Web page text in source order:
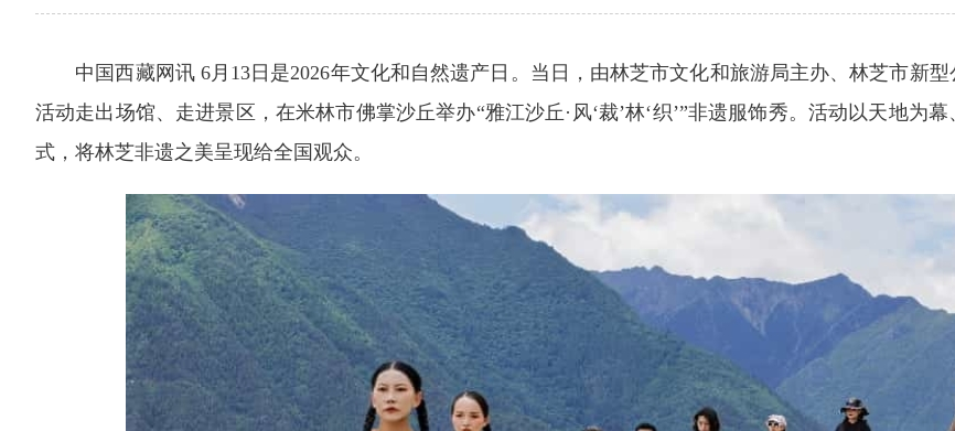
中国西藏网讯 6月13日是2026年文化和自然遗产日 。 当日， 由林芝市文化和旅游局主办、林芝市新
活动走出场馆、走进景区，在米林市佛掌沙丘举办“雅江沙丘·风‘裁’林‘织’”非遗服饰秀。活动以天地为
式，将林芝非遗之美呈现给全国观众。